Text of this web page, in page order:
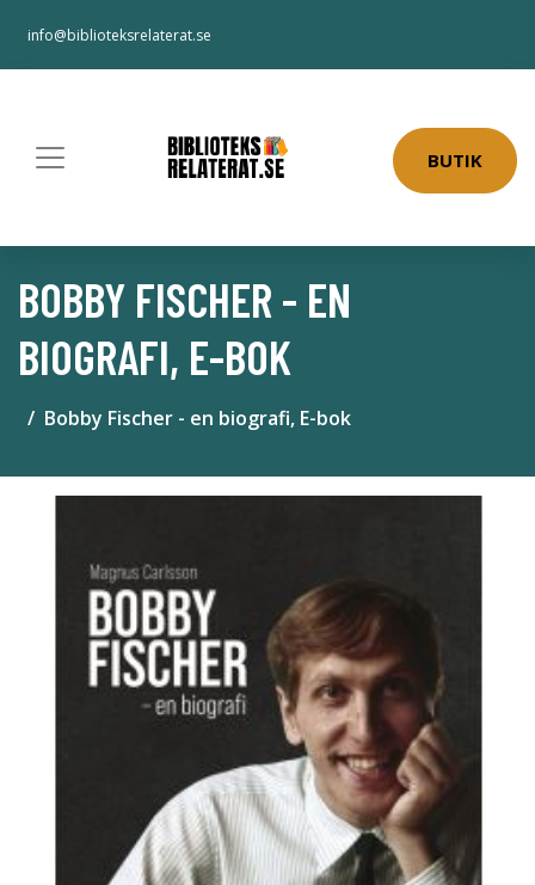
info@biblioteksrelaterat.se
BUTIK
BOBBY FISCHER - EN
BIOGRAFI, E-BOK
Bobby Fischer - en biografi, E-bok